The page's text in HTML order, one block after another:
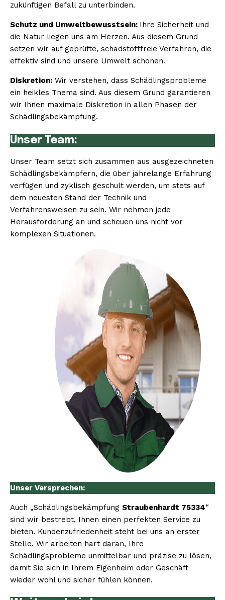
zukünftigen Befall zu unterbinden.
Schutz und Umweltbewusstsein: Ihre Sicherheit und
die Natur liegen uns am Herzen. Aus diesem Grund
setzen wir auf geprüfte, schadstofffreie Verfahren, die
effektiv sind und unsere Umwelt schonen.
Diskretion: Wir verstehen, dass Schädlingsprobleme
ein heikles Thema sind. Aus diesem Grund garantieren
wir Ihnen maximale Diskretion in allen Phasen der
Schädlingsbekämpfung.
Unser Team:
Unser Team setzt sich zusammen aus ausgezeichneten
Schädlingsbekämpfern, die über jahrelange Erfahrung
verfügen und zyklisch geschult werden, um stets auf
dem neuesten Stand der Technik und
Verfahrensweisen zu sein. Wir nehmen jede
Herausforderung an und scheuen uns nicht vor
komplexen Situationen.
Unser Versprechen:
Auch „Schädlingsbekämpfung Straubenhardt 75334“
sind wir bestrebt, Ihnen einen perfekten Service zu
bieten. Kundenzufriedenheit steht bei uns an erster
Stelle. Wir arbeiten hart daran, Ihre
Schädlingsprobleme unmittelbar und präzise zu lösen,
damit Sie sich in Ihrem Eigenheim oder Geschäft
wieder wohl und sicher fühlen können.